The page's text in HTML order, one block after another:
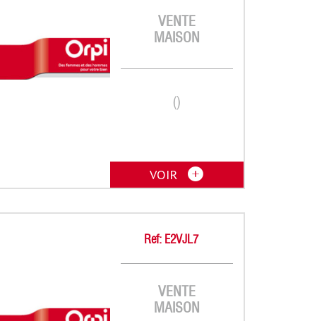
VENTE
MAISON
()
VOIR
Ref: E2VJL7
VENTE
MAISON